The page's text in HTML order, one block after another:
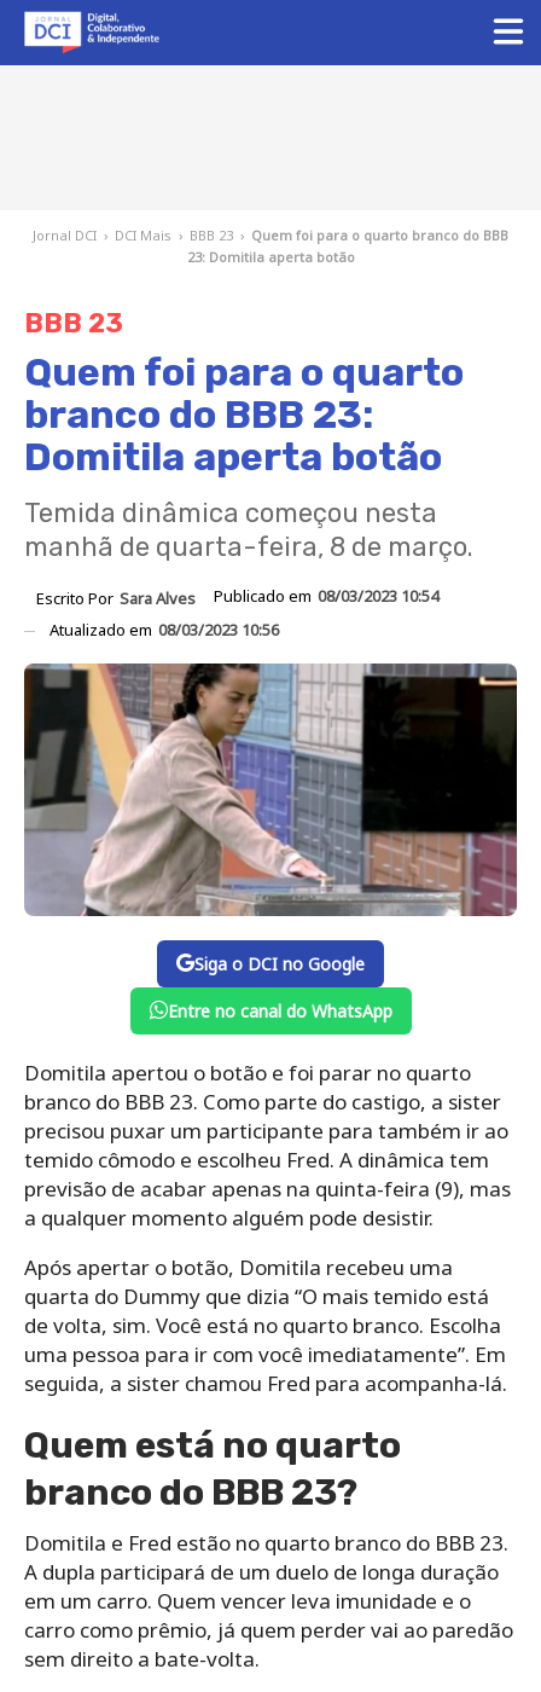
Jornal DCI › DCI Mais › BBB 23 › Quem foi para o quarto branco do BBB
23: Domitila aperta botão
BBB 23
Quem foi para o quarto
branco do BBB 23:
Domitila aperta botão
Temida dinâmica começou nesta
manhã de quarta-feira, 8 de março.
Escrito Por Sara Alves Publicado em 08/03/2023 10:54
Atualizado em 08/03/2023 10:56
Siga o DCI no Google
Entre no canal do WhatsApp
Domitila apertou o botão e foi parar no quarto
branco do BBB 23. Como parte do castigo, a sister
precisou puxar um participante para também ir ao
temido cômodo e escolheu Fred. A dinâmica tem
previsão de acabar apenas na quinta-feira (9), mas
a qualquer momento alguém pode desistir.
Após apertar o botão, Domitila recebeu uma
quarta do Dummy que dizia “O mais temido está
de volta, sim. Você está no quarto branco. Escolha
uma pessoa para ir com você imediatamente”. Em
seguida, a sister chamou Fred para acompanha-lá.
Quem está no quarto
branco do BBB 23?
Domitila e Fred estão no quarto branco do BBB 23.
A dupla participará de um duelo de longa duração
em um carro. Quem vencer leva imunidade e o
carro como prêmio, já quem perder vai ao paredão
sem direito a bate-volta.